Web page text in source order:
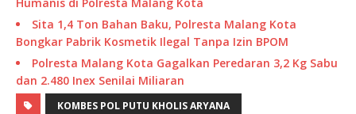
Sita 1,4 Ton Bahan Baku, Polresta Malang Kota
Bongkar Pabrik Kosmetik Ilegal Tanpa Izin BPOM
Polresta Malang Kota Gagalkan Peredaran 3,2 Kg Sabu
dan 2.480 Inex Senilai Miliaran
KOMBES POL PUTU KHOLIS ARYANA